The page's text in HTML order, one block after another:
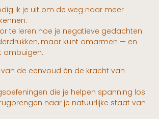
ik je uit om de weg naar meer
te leren hoe je negatieve gedachten
maar kunt omarmen — en
ombuigen.
de eenvoud én de kracht van
die je helpen spanning los
naar je natuurlijke staat van